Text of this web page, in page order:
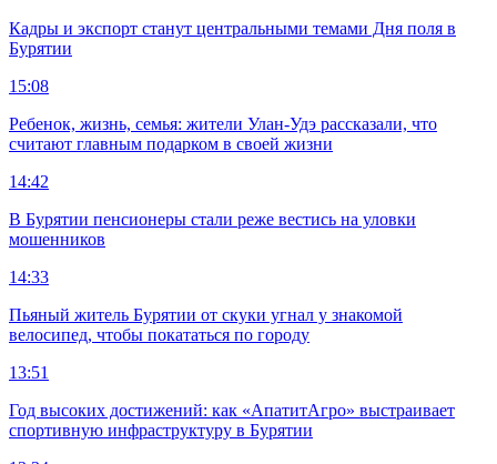
Кадры и экспорт станут центральными темами Дня поля в
Бурятии
15:08
Ребенок, жизнь, семья: жители Улан-Удэ рассказали, что
считают главным подарком в своей жизни
14:42
В Бурятии пенсионеры стали реже вестись на уловки
мошенников
14:33
Пьяный житель Бурятии от скуки угнал у знакомой
велосипед, чтобы покататься по городу
13:51
Год высоких достижений: как «АпатитАгро» выстраивает
спортивную инфраструктуру в Бурятии